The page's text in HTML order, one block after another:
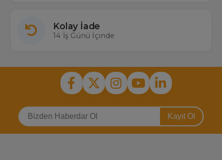
Kolay İade
14 İş Günü İçinde
Kayıt Ol